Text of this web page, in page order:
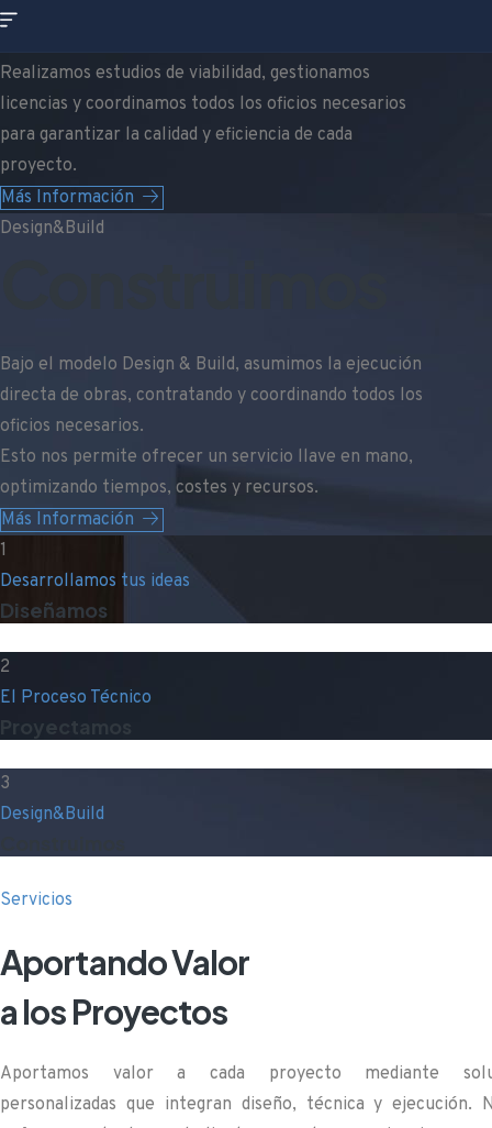
Nuestro proceso técnico abarca desde la consultoría
Realizamos estudios de viabilidad, gestionamos
licencias y coordinamos todos los oficios necesarios
para garantizar la calidad y eficiencia de cada
proyecto.
Más Información
Design&Build
Bajo el modelo Design & Build, asumimos la ejecución
directa de obras, contratando y coordinando todos los
oficios necesarios.
Esto nos permite ofrecer un servicio llave en mano,
optimizando tiempos, costes y recursos.
Más Información
1
Desarrollamos tus ideas
Diseñamos
2
El Proceso Técnico
Proyectamos
3
Design&Build
Servicios
Aportando Valor
a los Proyectos
Aportamos valor a cada proyecto mediante
personalizadas que integran diseño, técnica y ejecución.